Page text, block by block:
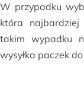
W przypadku
która
takim wypadku
wysyłka paczek